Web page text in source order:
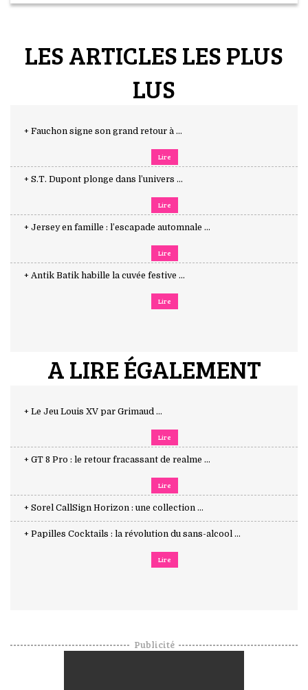
LES ARTICLES LES PLUS
LUS
+ Fauchon signe son grand retour à ...
Lire
+ S.T. Dupont plonge dans l’univers ...
Lire
+ Jersey en famille : l’escapade automnale ...
Lire
+ Antik Batik habille la cuvée festive ...
Lire
A LIRE ÉGALEMENT
+ Le Jeu Louis XV par Grimaud ...
Lire
+ GT 8 Pro : le retour fracassant de realme ...
Lire
+ Sorel CallSign Horizon : une collection ...
+ Papilles Cocktails : la révolution du sans-alcool ...
Lire
Publicité